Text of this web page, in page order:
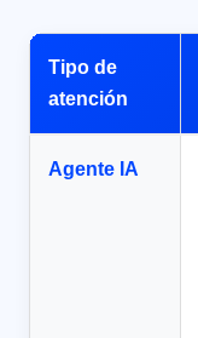
Tipo de
atención
Agente IA